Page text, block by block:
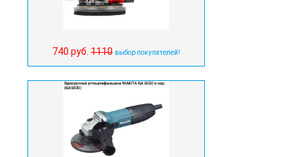
740 руб. 1110 выбор покупателей!